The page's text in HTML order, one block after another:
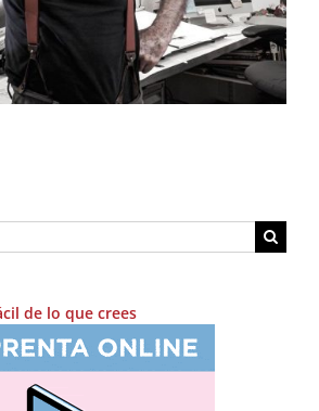
de lo que crees